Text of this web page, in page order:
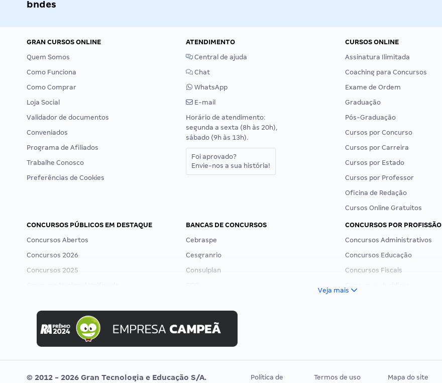
bndes
GRAN CURSOS ONLINE
Quem Somos
Como Funciona
Como Comprar
Loja Social
Validador de documentos
Conveniados
Programa de Afiliados
Trabalhe Conosco
Preferências de Cookies
ATENDIMENTO
Central de ajuda
Chat
WhatsApp
E-mail
Horário de atendimento:
segunda a sexta (8h às 20h),
sábado (9h às 13h).
Foi aprovado?
Envie-nos a sua história!
CURSOS ONLINE
Assinatura Ilimitada
Coaching para Concursos
Exame de Ordem
Graduação
Pós-Graduação
Cursos por Concurso
Cursos por Carreira
Cursos por Estado
Cursos por Professor
Oficina de Redação
Cursos Online Gratuitos
CONCURSOS PÚBLICOS EM DESTAQUE
Concursos Abertos
Concursos 2026
Concursos 2025
Concurso MPU
Editais publicados
BANCAS DE CONCURSOS
Cebraspe
Cesgranrio
Consulplan
Selecon
Uniase
Vunesp
CONCURSOS POR PROFISSÃO
Concursos Administrativos
Concursos Educação
Concursos Fiscais
Residência Multiprofissional
Veja mais
© 2012 - 2026 Gran Tecnologia e Educação S/A. Política de Termos de uso Mapa do site